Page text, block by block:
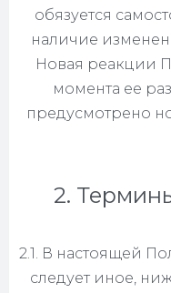
обязуется
наличие
Новая реакции
момента ее
предусмотрено
2.
2.1. В настоящей
следует иное,